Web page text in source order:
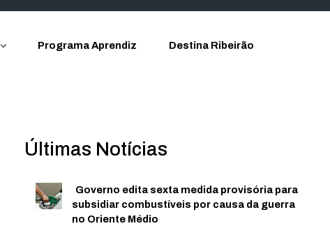
Programa Aprendiz Destina Ribeirão
Últimas Notícias
Governo edita sexta medida provisória para
subsidiar combustíveis por causa da guerra
no Oriente Médio